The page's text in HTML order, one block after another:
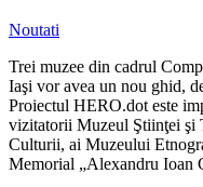
Noutati
Trei muzee din cadrul
Iaşi vor avea un nou ghid,
Proiectul HERO.dot este
vizitatorii Muzeul Ştiinţei şi
Culturii, ai Muzeului
Memorial „Alexandru Ioan